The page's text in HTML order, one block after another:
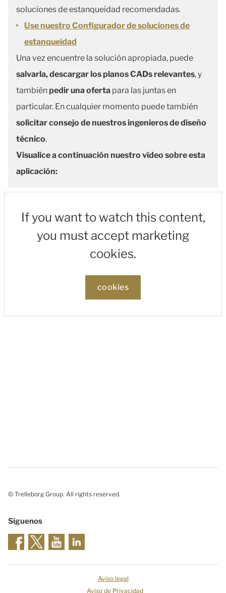
soluciones de estanqueidad recomendadas.
Use nuestro Configurador de soluciones de
estanqueidad
Una vez encuentre la solución apropiada, puede
salvarla, descargar los planos CADs relevantes, y
también pedir una oferta para las juntas en
particular. En cualquier momento puede también
solicitar consejo de nuestros ingenieros de diseño
técnico.
Visualice a continuación nuestro vídeo sobre esta
aplicación:
If you want to watch this content,
you must accept marketing
cookies.
cookies
© Trelleborg Group. All rights reserved.
Síguenos
Aviso legal
Aviso de Privacidad